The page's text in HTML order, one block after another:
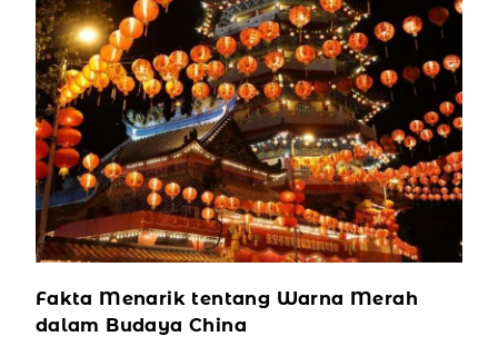
Fakta Menarik tentang Warna Merah
dalam Budaya China